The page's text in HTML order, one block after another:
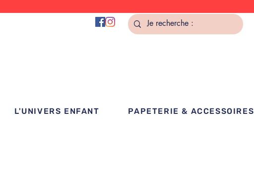
L'UNIVERS ENFANT PAPETERIE & ACCESSOIRES